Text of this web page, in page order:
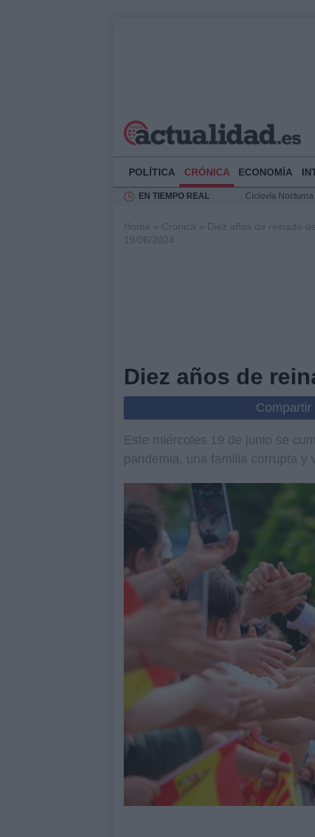
POLÍTICA CRÓNICA ECONOMÍA
EN TIEMPO REAL
Ciclovía
Rehabilitación de
Home » Crónica » Diez años de reinado
19/06/2024
Diez años de
Este miércoles 19 de junio se
pandemia, una familia corrupta y